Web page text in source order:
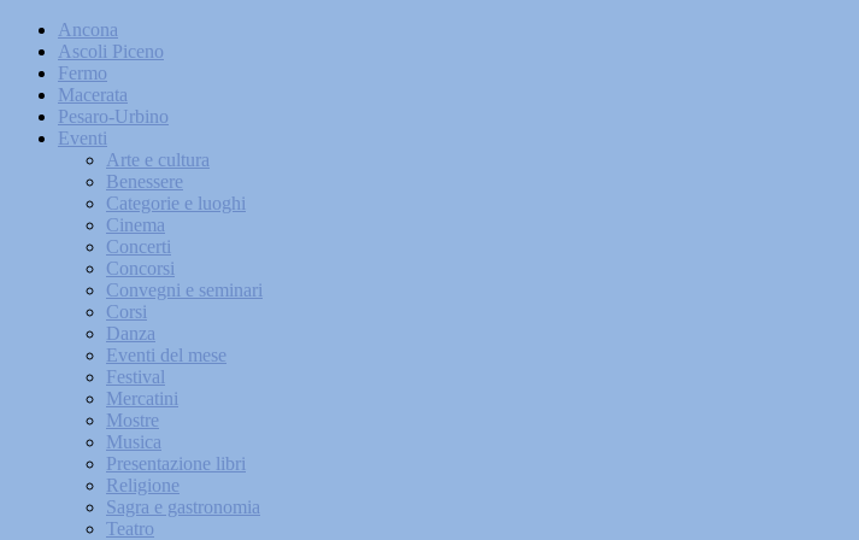
Ancona
Ascoli Piceno
Fermo
Macerata
Pesaro-Urbino
Eventi
Arte e cultura
Benessere
Categorie e luoghi
Cinema
Concerti
Concorsi
Convegni e seminari
Corsi
Danza
Eventi del mese
Festival
Mercatini
Mostre
Musica
Presentazione libri
Religione
Sagra e gastronomia
Teatro